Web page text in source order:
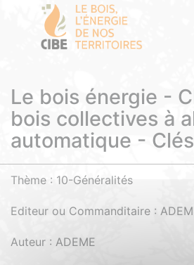
Le bois énergie -
bois collectives à
automatique -
Thème : 10-Généralités
Editeur ou Commanditaire :
Auteur : ADEME